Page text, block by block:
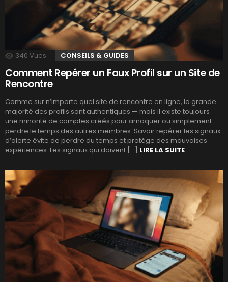
340 Vues CONSEILS & GUIDES
Comment Repérer un Faux Profil sur un Site de
Rencontre
Comme sur n’importe quel site de rencontre en ligne, la grande
majorité des profils sont authentiques — mais il existe toujours
une minorité de comptes créés pour arnaquer ou simplement
perdre le temps des autres membres. Savoir repérer les signaux
d’alerte évite de perdre du temps et protège des mauvaises
expériences. Les signaux qui doivent […] LIRE LA SUITE